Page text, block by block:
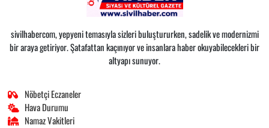
sivilhabercom, yepyeni temasıyla sizleri buluştururken, sadelik ve modernizmi
bir araya getiriyor. Şatafattan kaçınıyor ve insanlara haber okuyabilecekleri bir
altyapı sunuyor.
Nöbetçi Eczaneler
Hava Durumu
Namaz Vakitleri